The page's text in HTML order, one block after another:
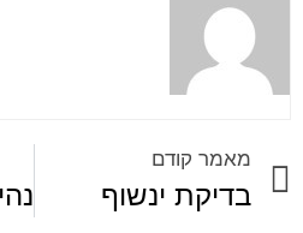
מאמר קודם
בדיקת ינשוף